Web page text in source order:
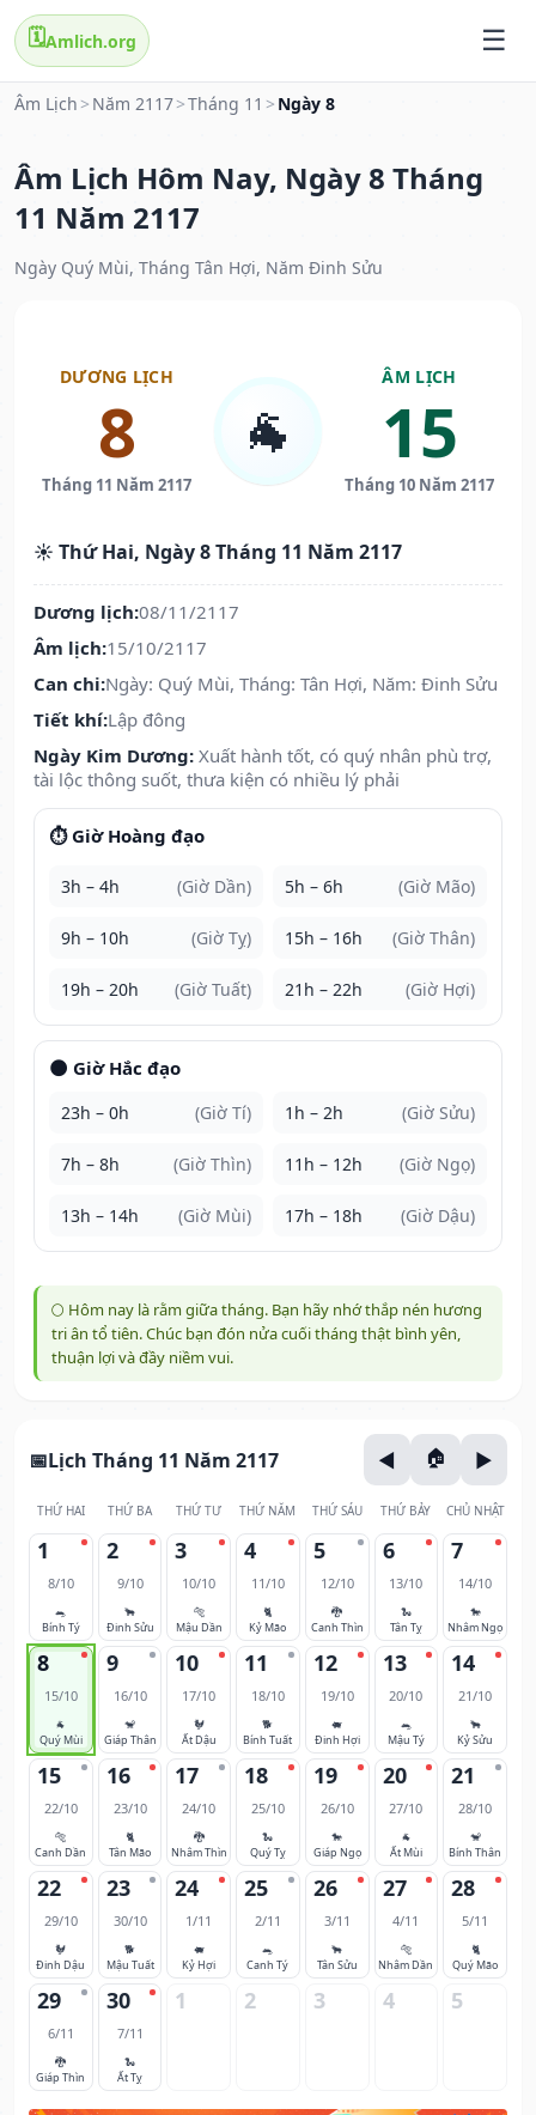
🗓️Amlich.org
Âm Lịch > Năm 2117>Tháng 11 > Ngày 8
Âm Lịch Hôm Nay, Ngày 8 Tháng
11 Năm 2117
Ngày Quý Mùi, Tháng Tân Hợi, Năm Đinh Sửu
DƯƠNG LỊCH
8
Tháng 11 Năm 2117
🐐
ÂM LỊCH
15
Tháng 10 Năm 2117
☀️ Thứ Hai, Ngày 8 Tháng 11 Năm 2117
Dương lịch:08/11/2117
Âm lịch:15/10/2117
Can chi:Ngày: Quý Mùi, Tháng: Tân Hợi, Năm: Đinh Sửu
Tiết khí:Lập đông
Ngày Kim Dương: Xuất hành tốt, có quý nhân phù trợ,
tài lộc thông suốt, thưa kiện có nhiều lý phải
⏱️ Giờ Hoàng đạo
3h – 4h (Giờ Dần) 5h – 6h (Giờ Mão)
9h – 10h (Giờ Tỵ) 15h – 16h (Giờ Thân)
19h – 20h (Giờ Tuất) 21h – 22h (Giờ Hợi)
🌑 Giờ Hắc đạo
23h – 0h (Giờ Tí) 1h – 2h (Giờ Sửu)
7h – 8h (Giờ Thìn) 11h – 12h (Giờ Ngọ)
13h – 14h (Giờ Mùi) 17h – 18h (Giờ Dậu)
🌕 Hôm nay là rằm giữa tháng. Bạn hãy nhớ thắp nén hương
tri ân tổ tiên. Chúc bạn đón nửa cuối tháng thật bình yên,
thuận lợi và đầy niềm vui.
Lịch Tháng 11 Năm 2117
THỨ HAI THỨ BA THỨ TƯ THỨ NĂM THỨ SÁU THỨ BẢY CHỦ NHẬT
1
8/10
🐀
Bính Tý
2
9/10
🐂
Đinh Sửu
3
10/10
🐅
Mậu Dần
4
11/10
🐈
Kỷ Mão
5
12/10
🐉
Canh Thìn
6
13/10
🐍
Tân Tỵ
7
14/10
🐎
Nhâm Ngọ
8
15/10
🐐
Quý Mùi
9
16/10
🐒
Giáp Thân
10
17/10
🐓
Ất Dậu
11
18/10
🐕
Bính Tuất
12
19/10
🐖
Đinh Hợi
13
20/10
🐀
Mậu Tý
14
21/10
🐂
Kỷ Sửu
15
22/10
🐅
Canh Dần
16
23/10
🐈
Tân Mão
17
24/10
🐉
Nhâm Thìn
18
25/10
🐍
Quý Tỵ
19
26/10
🐎
Giáp Ngọ
20
27/10
🐐
Ất Mùi
21
28/10
🐒
Bính Thân
22
29/10
🐓
Đinh Dậu
23
30/10
🐕
Mậu Tuất
24
1/11
🐖
Kỷ Hợi
25
2/11
🐀
Canh Tý
26
3/11
🐂
Tân Sửu
27
4/11
🐅
Nhâm Dần
28
5/11
🐈
Quý Mão
29
6/11
🐉
Giáp Thìn
30
7/11
🐍
Ất Tỵ
1 2 3 4 5